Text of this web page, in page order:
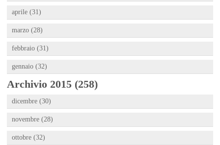
aprile (31)
marzo (28)
febbraio (31)
gennaio (32)
Archivio 2015 (258)
dicembre (30)
novembre (28)
ottobre (32)